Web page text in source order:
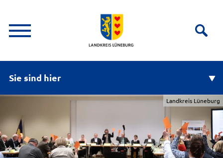
Sie sind hier
Landkreis Lüneburg